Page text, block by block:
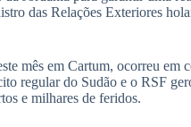
das Relações Exteriores
mês em Cartum, ocorreu em
regular do Sudão e o RSF
e milhares de feridos.